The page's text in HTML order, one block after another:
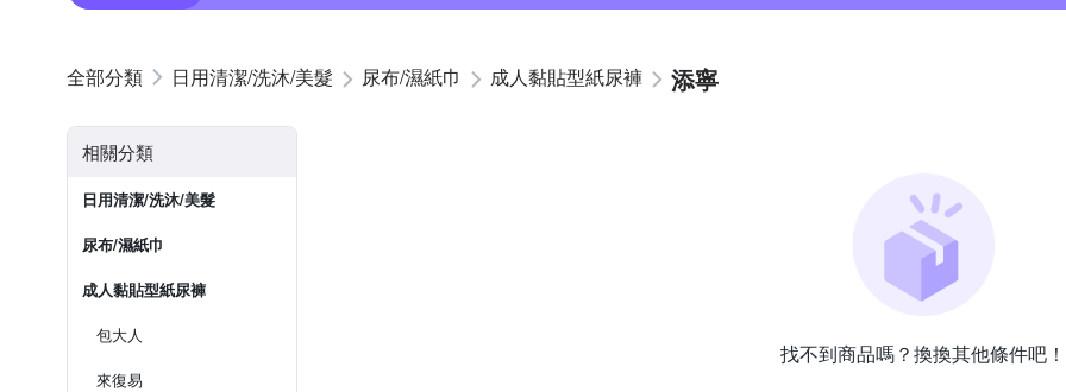
日用清潔/洗沐/美髮 尿布/濕紙巾 成人黏貼型紙尿褲 添寧
相關分類
日用清潔/洗沐/美髮
尿布/濕紙巾
成人黏貼型紙尿褲
包大人
來復易
找不到商品嗎？換換其他條件吧！